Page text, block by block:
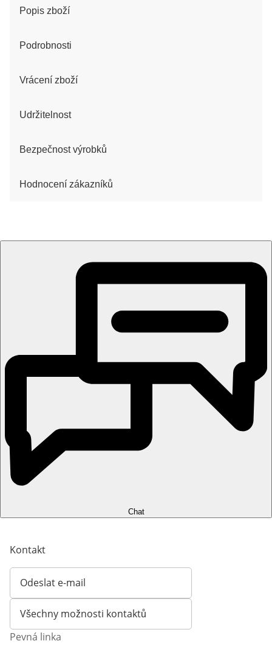
Popis zboží
Podrobnosti
Vrácení zboží
Udržitelnost
Bezpečnost výrobků
Hodnocení zákazníků
Chat
Kontakt
Odeslat e-mail
Otevírá e-mailového klienta
Všechny možnosti kontaktů
Pevná linka